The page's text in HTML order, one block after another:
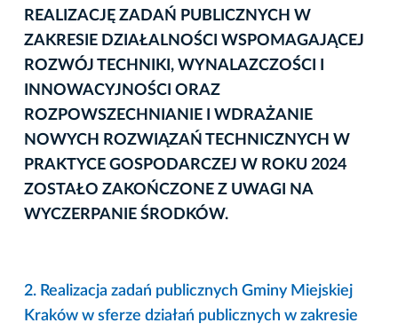
REALIZACJĘ ZADAŃ PUBLICZNYCH W
ZAKRESIE DZIAŁALNOŚCI WSPOMAGAJĄCEJ
ROZWÓJ TECHNIKI, WYNALAZCZOŚCI I
INNOWACYJNOŚCI ORAZ
ROZPOWSZECHNIANIE I WDRAŻANIE
NOWYCH ROZWIĄZAŃ TECHNICZNYCH W
PRAKTYCE GOSPODARCZEJ W ROKU 2024
ZOSTAŁO ZAKOŃCZONE Z UWAGI NA
WYCZERPANIE ŚRODKÓW.
2. Realizacja zadań publicznych Gminy Miejskiej
Kraków w sferze działań publicznych w zakresie